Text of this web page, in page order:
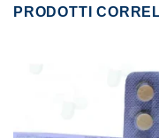
PRODOTTI